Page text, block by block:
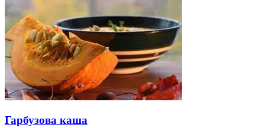
Гарбузова каша